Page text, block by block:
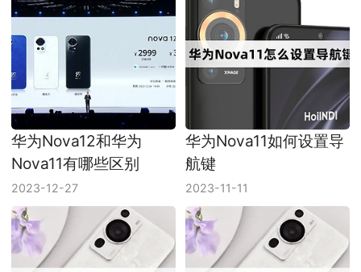
华为Nova12和华为
Nova11有哪些区别
2023-12-27
华为Nova11如何设置导
航键
2023-11-11